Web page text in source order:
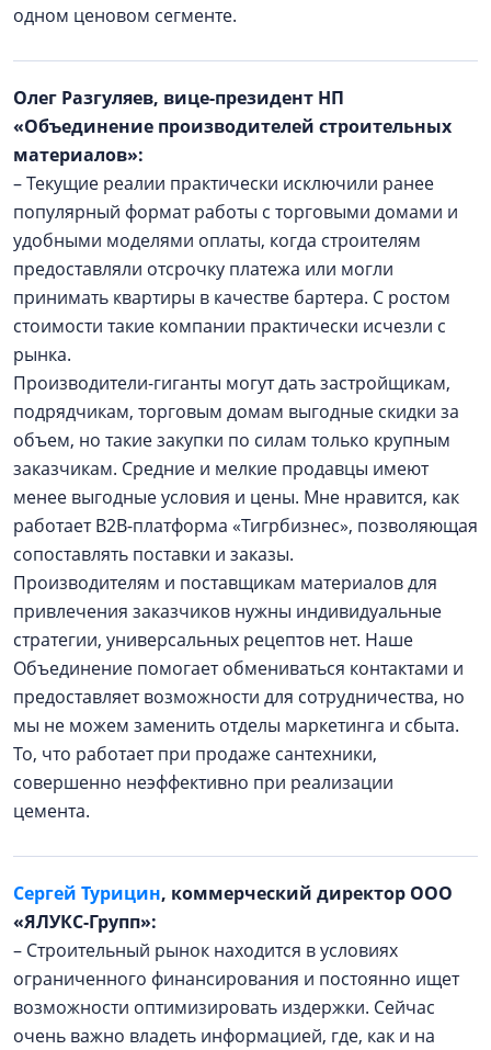
одном ценовом сегменте.
Олег Разгуляев, вице-президент НП
«Объединение производителей строительных
материалов»:
– Текущие реалии практически исключили ранее
популярный формат работы с торговыми домами и
удобными моделями оплаты, когда строителям
предоставляли отсрочку платежа или могли
принимать квартиры в качестве бартера. С ростом
стоимости такие компании практически исчезли с
рынка.
Производители-гиганты могут дать застройщикам,
подрядчикам, торговым домам выгодные скидки за
объем, но такие закупки по силам только крупным
заказчикам. Средние и мелкие продавцы имеют
менее выгодные условия и цены. Мне нравится, как
работает B2B-платформа «Тигрбизнес», позволяющая
сопоставлять поставки и заказы.
Производителям и поставщикам материалов для
привлечения заказчиков нужны индивидуальные
стратегии, универсальных рецептов нет. Наше
Объединение помогает обмениваться контактами и
предоставляет возможности для сотрудничества, но
мы не можем заменить отделы маркетинга и сбыта.
То, что работает при продаже сантехники,
совершенно неэффективно при реализации
цемента.
Сергей Турицин, коммерческий директор ООО
«ЯЛУКС-Групп»:
– Строительный рынок находится в условиях
ограниченного финансирования и постоянно ищет
возможности оптимизировать издержки. Сейчас
очень важно владеть информацией, где, как и на